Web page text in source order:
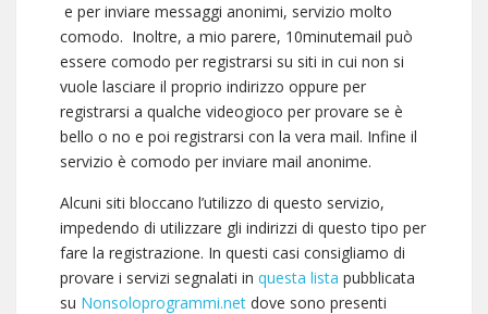
e per inviare messaggi anonimi, servizio molto
comodo. Inoltre, a mio parere, 10minutemail può
essere comodo per registrarsi su siti in cui non si
vuole lasciare il proprio indirizzo oppure per
registrarsi a qualche videogioco per provare se è
bello o no e poi registrarsi con la vera mail. Infine il
servizio è comodo per inviare mail anonime.
Alcuni siti bloccano l’utilizzo di questo servizio,
impedendo di utilizzare gli indirizzi di questo tipo per
fare la registrazione. In questi casi consigliamo di
provare i servizi segnalati in questa lista pubblicata
su Nonsoloprogrammi.net dove sono presenti